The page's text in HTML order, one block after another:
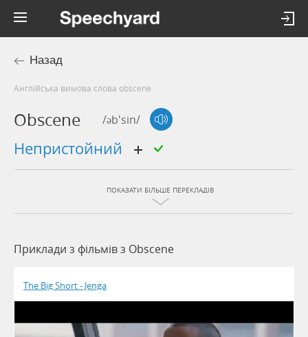
Назад
Англійська вимова слова obscene
Obscene /əb'sin/
непристойний
ПОКАЗАТИ БІЛЬШЕ ПЕРЕКЛАДІВ
Приклади з фільмів з Obscene
The Big Short - Jenga